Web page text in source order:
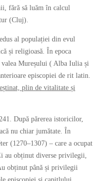
fără să luăm în calcul
(Cluj).
al populației din evul
și religioasă. În epoca
valea Mureșului ( Alba Iulia și
episcopiei de rit latin.
plin de vitalitate și
După părerea istoricilor,
nu chiar jumătate. În
(1270–1307) – care a ocupat
au obținut diverse privilegii,
obținut până și privilegii